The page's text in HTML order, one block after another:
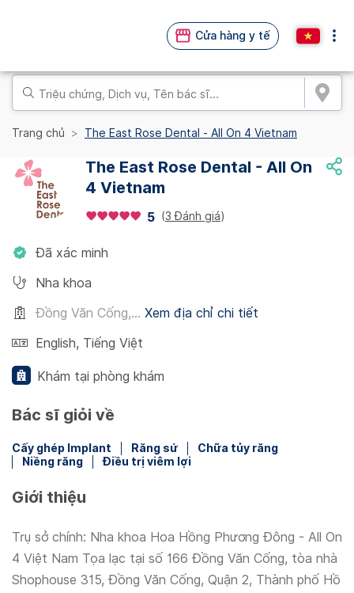
Cửa hàng y tế
Trang chủ The East Rose Dental - All On 4 Vietnam
The East Rose Dental - All On
4 Vietnam
5 (3 Đánh giá)
Đã xác minh
Nha khoa
Đồng Văn Cống,... Xem địa chỉ chi tiết
English, Tiếng Việt
Khám tại phòng khám
Bác sĩ giỏi về
Cấy ghép Implant Răng sứ
Chữa tủy răng
Niềng răng
Điều trị viêm lợi
Giới thiệu
Trụ sở chính: Nha khoa Hoa Hồng Phương Đông - All On
4 Việt Nam Tọa lạc tại số 166 Đồng Văn Cống, tòa nhà
Shophouse 315, Đồng Văn Cống, Quận 2, Thành phố Hồ